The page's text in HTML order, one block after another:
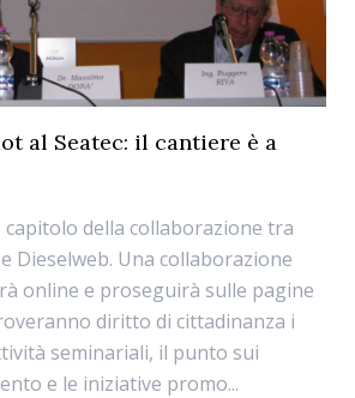
al Seatec: il cantiere è a
della collaborazione tra
Dieselweb. Una collaborazione
online e proseguirà sulle pagine
diritto di cittadinanza i
seminariali, il punto sui
e le iniziative promo...